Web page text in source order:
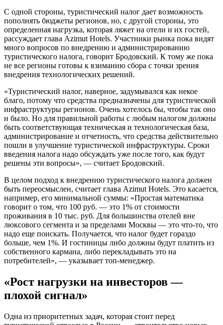
С одной стороны, туристический налог дает возможность
пополнять бюджеты регионов, но, с другой стороны, это
определенная нагрузка, которая ляжет на отели и их гостей,
рассуждает глава Azimut Hotels. Участники рынка пока видят
много вопросов по внедрению и администрированию
туристического налога, говорит Бродовский. К тому же пока
не все регионы готовы к взиманию сбора с точки зрения
внедрения технологических решений.
«Туристический налог, наверное, задумывался как некое
благо, потому что средства предназначены для туристической
инфраструктуры регионов. Очень хотелось бы, чтобы так оно
и было. Но для правильной работы с любым налогом должны
быть соответствующая техническая и технологическая база,
администрирование и отчетность, что средства действительно
пошли в улучшение туристической инфраструктуры. Сроки
введения налога надо обсуждать уже после того, как будут
решены эти вопросы», — считает Бродовский.
В целом подход к внедрению туристического налога должен
быть переосмыслен, считает глава Azimut Hotels. Это касается,
например, его минимальной суммы: «Простая математика
говорит о том, что 100 руб. — это 1% от стоимости
проживания в 10 тыс. руб. Для большинства отелей вне
люксового сегмента и за пределами Москвы — это что-то, что
надо еще поискать. Получается, что налог будет гораздо
больше, чем 1%. И гостиницы либо должны будут платить из
собственного кармана, либо перекладывать это на
потребителей», — указывает топ-менеджер.
«Рост нагрузки на инвесторов —
плохой сигнал»
Одна из приоритетных задач, которая стоит перед